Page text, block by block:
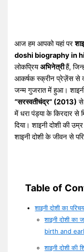
आज हम आपको यहां पर
doshi biography in
लोकप्रियअभिनेत्रीहैं,
आकर्षक स्क्रीन प्रेज़ेंस से
जन्म गुजरात में हुआ।
“सरस्वतीचंद्र” (2013) से
में धरा पंड्या के किरदार
दिया। शाइनी दोशी की
शाइनी दोशी के जीवन से
Table of
शाइनी दोशी का
शाइनी दोशी
birth and
शाइनी दोशी